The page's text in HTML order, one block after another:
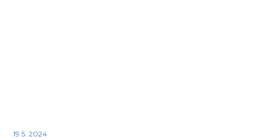
19.5. 2024